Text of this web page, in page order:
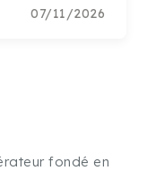
07/11/2026
fondé en